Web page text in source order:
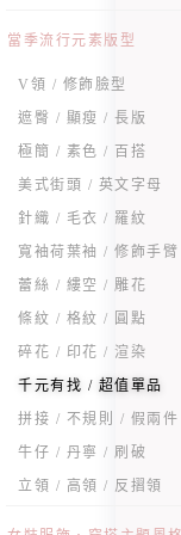
當季流行元素版型
V領 / 修飾臉型
遮臀 / 顯瘦 / 長版
極簡 / 素色 / 百搭
美式街頭 / 英文字母
針織 / 毛衣 / 羅紋
寬袖荷葉袖 / 修飾手臂
蕾絲 / 縷空 / 雕花
條紋 / 格紋 / 圓點
碎花 / 印花 / 渲染
千元有找 / 超值單品
拼接 / 不規則 / 假兩件
牛仔 / 丹寧 / 刷破
立領 / 高領 / 反摺領